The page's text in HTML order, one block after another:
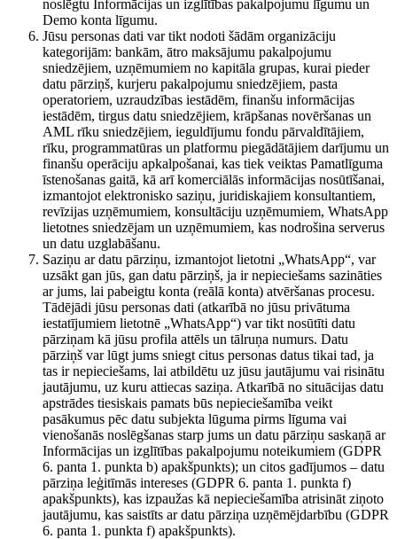
noslēgtu Informācijas un izglītības pakalpojumu līgumu un
Demo konta līgumu.
Jūsu personas dati var tikt nodoti šādām organizāciju
kategorijām: bankām, ātro maksājumu pakalpojumu
sniedzējiem, uzņēmumiem no kapitāla grupas, kurai pieder
datu pārziņš, kurjeru pakalpojumu sniedzējiem, pasta
operatoriem, uzraudzības iestādēm, finanšu informācijas
iestādēm, tirgus datu sniedzējiem, krāpšanas novēršanas un
AML rīku sniedzējiem, ieguldījumu fondu pārvaldītājiem,
rīku, programmatūras un platformu piegādātājiem darījumu un
finanšu operāciju apkalpošanai, kas tiek veiktas Pamatlīguma
īstenošanas gaitā, kā arī komerciālās informācijas nosūtīšanai,
izmantojot elektronisko saziņu, juridiskajiem konsultantiem,
revīzijas uzņēmumiem, konsultāciju uzņēmumiem, WhatsApp
lietotnes sniedzējam un uzņēmumiem, kas nodrošina serverus
un datu uzglabāšanu.
Saziņu ar datu pārziņu, izmantojot lietotni „WhatsApp“, var
uzsākt gan jūs, gan datu pārziņš, ja ir nepieciešams sazināties
ar jums, lai pabeigtu konta (reālā konta) atvēršanas procesu.
Tādējādi jūsu personas dati (atkarībā no jūsu privātuma
iestatījumiem lietotnē „WhatsApp“) var tikt nosūtīti datu
pārziņam kā jūsu profila attēls un tālruņa numurs. Datu
pārziņš var lūgt jums sniegt citus personas datus tikai tad, ja
tas ir nepieciešams, lai atbildētu uz jūsu jautājumu vai risinātu
jautājumu, uz kuru attiecas saziņa. Atkarībā no situācijas datu
apstrādes tiesiskais pamats būs nepieciešamība veikt
pasākumus pēc datu subjekta lūguma pirms līguma vai
vienošanās noslēgšanas starp jums un datu pārziņu saskaņā ar
Informācijas un izglītības pakalpojumu noteikumiem (GDPR
6. panta 1. punkta b) apakšpunkts); un citos gadījumos – datu
pārziņa leģitīmās intereses (GDPR 6. panta 1. punkta f)
apakšpunkts), kas izpaužas kā nepieciešamība atrisināt ziņoto
jautājumu, kas saistīts ar datu pārziņa uzņēmējdarbību (GDPR
6. panta 1. punkta f) apakšpunkts).